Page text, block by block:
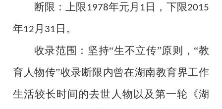
断限：上限 1978年元月 1 日，下限2015
年12月 31 日。
收录范围：坚持“生不立传”原则，“教
育人物传”收录断限内曾在湖南教育界工作
生活较长时间的去世人物以及第一轮《湖